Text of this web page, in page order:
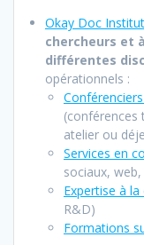
Okay Doc
chercheurs et
différentes
opérationnels :
(conférences
atelier ou
Services en
sociaux,
Expertise à
R&D)
Formations